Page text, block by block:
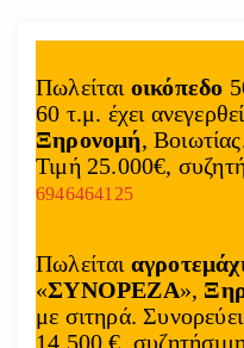
Πωλείται οικόπεδο
60 τ.μ. έχει
Ξηρονομή,
Τιμή 25.000€,
6946464125
Πωλείται
«ΣΥΝΟΡΕΖΑ»,
με σιτηρά.
14.500 €,